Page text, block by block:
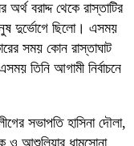
বরাদ্দ থেকে রাস্তাটির
দুর্ভোগে ছিলো। এসময়
সময় কোন রাস্তাঘাট
তিনি আগামী নির্বাচনে
সভাপতি হাসিনা দৌলা,
ও আশুলিয়ার ধামসোনা